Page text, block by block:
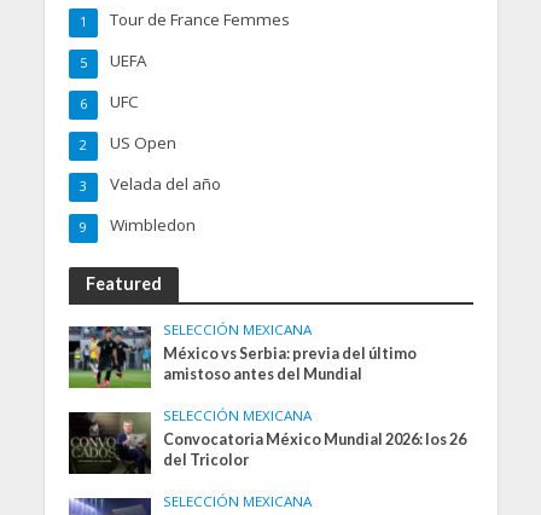
Tour de France Femmes
1
UEFA
5
UFC
6
US Open
2
Velada del año
3
Wimbledon
9
Featured
SELECCIÓN MEXICANA
México vs Serbia: previa del último
amistoso antes del Mundial
SELECCIÓN MEXICANA
Convocatoria México Mundial 2026: los 26
del Tricolor
SELECCIÓN MEXICANA